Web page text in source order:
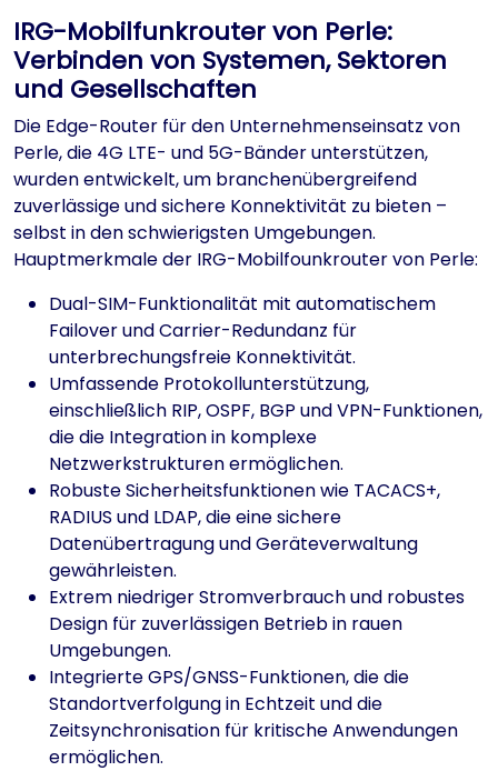
IRG-Mobilfunkrouter von Perle:
Verbinden von Systemen, Sektoren
und Gesellschaften
Die Edge-Router für den Unternehmenseinsatz von
Perle, die 4G LTE- und 5G-Bänder unterstützen,
wurden entwickelt, um branchenübergreifend
zuverlässige und sichere Konnektivität zu bieten –
selbst in den schwierigsten Umgebungen.
Hauptmerkmale der IRG-Mobilfounkrouter von Perle:
Dual-SIM-Funktionalität mit automatischem
Failover und Carrier-Redundanz für
unterbrechungsfreie Konnektivität.
Umfassende Protokollunterstützung,
einschließlich RIP, OSPF, BGP und VPN-Funktionen,
die die Integration in komplexe
Netzwerkstrukturen ermöglichen.
Robuste Sicherheitsfunktionen wie TACACS+,
RADIUS und LDAP, die eine sichere
Datenübertragung und Geräteverwaltung
gewährleisten.
Extrem niedriger Stromverbrauch und robustes
Design für zuverlässigen Betrieb in rauen
Umgebungen.
Integrierte GPS/GNSS-Funktionen, die die
Standortverfolgung in Echtzeit und die
Zeitsynchronisation für kritische Anwendungen
ermöglichen.